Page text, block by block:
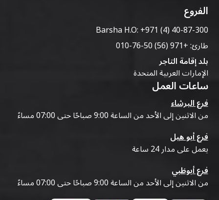
الفروع
Barsha H.O:+971 (4) 40-87-300
طارئ:+971 (56) 50-76-010
بلد إقامة التاجر
الإمارات العربية المتحدة
ساعات العمل
فرع البرشاء
من الاثنين إلى الأحد من الساعة 9:00 صباحًا حتى 07:00 مساءً
فرع أبو هيل
يعمل على مدار 24 ساعة
فرع أبوظبي
من الاثنين إلى الأحد من الساعة 9:00 صباحًا حتى 07:00 مساءً